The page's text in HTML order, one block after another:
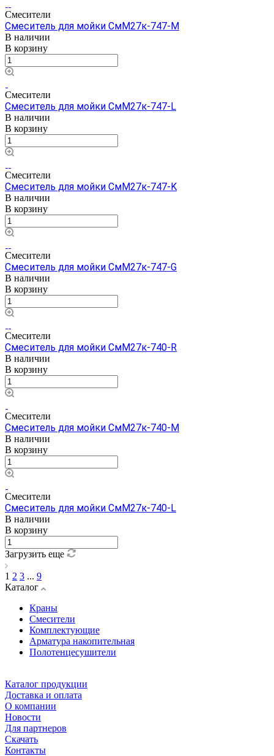
Смесители
Смеситель для мойки СмМ27к-747-M
В наличии
В корзину
Смесители
Смеситель для мойки СмМ27к-747-L
В наличии
В корзину
Смесители
Смеситель для мойки СмМ27к-747-K
В наличии
В корзину
Смесители
Смеситель для мойки СмМ27к-747-G
В наличии
В корзину
Смесители
Смеситель для мойки СмМ27к-740-R
В наличии
В корзину
Смесители
Смеситель для мойки СмМ27к-740-M
В наличии
В корзину
Смесители
Смеситель для мойки СмМ27к-740-L
В наличии
В корзину
Загрузить еще
1 2 3 ... 9
Каталог
Краны
Смесители
Комплектующие
Арматура накопительная
Полотенцесушители
Каталог продукции
Доставка и оплата
О компании
Новости
Для партнеров
Скачать
Контакты